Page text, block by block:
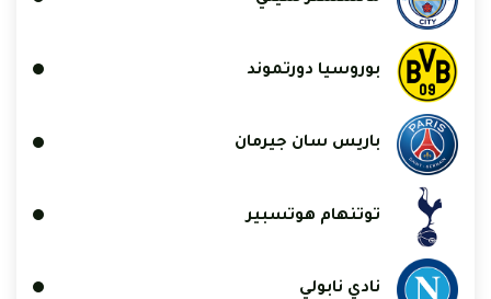
بوروسيا دورتموند
باريس سان جيرمان
توتنهام هوتسبير
نادي نابولي